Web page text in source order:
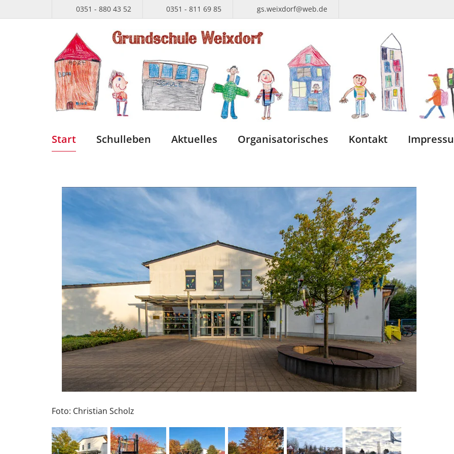
0351 - 880 43 52 0351 - 811 69 85 gs.weixdorf@web.de
Start Schulleben Aktuelles Organisatorisches Kontakt
Foto: Christian Scholz